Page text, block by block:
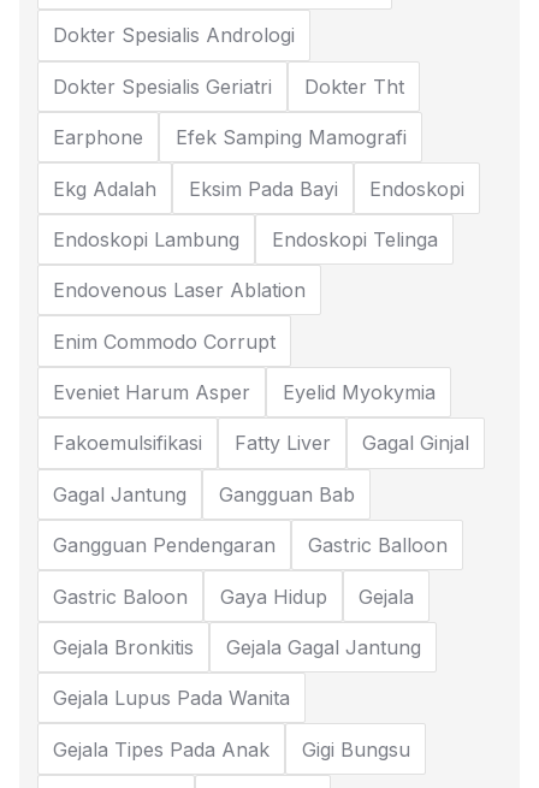
Dokter Spesialis Andrologi
Dokter Spesialis Geriatri Dokter Tht
Earphone Efek Samping Mamografi
Ekg Adalah Eksim Pada Bayi Endoskopi
Endoskopi Lambung Endoskopi Telinga
Endovenous Laser Ablation
Enim Commodo Corrupt
Eveniet Harum Asper Eyelid Myokymia
Fakoemulsifikasi Fatty Liver Gagal Ginjal
Gagal Jantung Gangguan Bab
Gangguan Pendengaran Gastric Balloon
Gastric Baloon Gaya Hidup Gejala
Gejala Bronkitis Gejala Gagal Jantung
Gejala Lupus Pada Wanita
Gejala Tipes Pada Anak Gigi Bungsu